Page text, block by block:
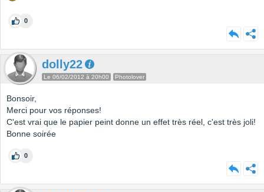
0
dolly22
Le 06/02/2012 à 20h00 Photolover
Bonsoir,
Merci pour vos réponses!
C'est vrai que le papier peint donne un effet très réel, c'est très joli!
Bonne soirée
0